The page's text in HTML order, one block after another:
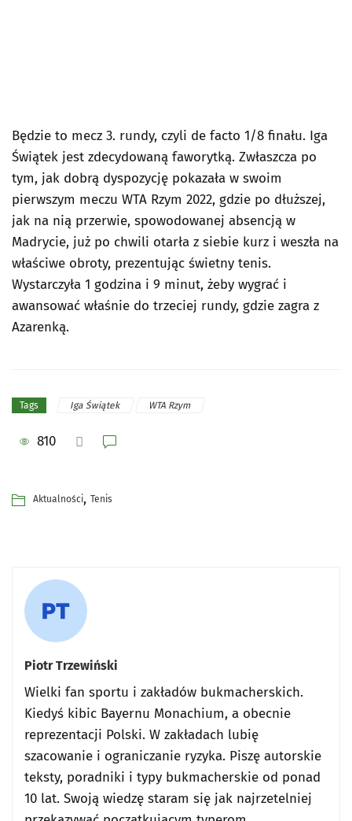
Będzie to mecz 3. rundy, czyli de facto 1/8 finału. Iga
Świątek jest zdecydowaną faworytką. Zwłaszcza po
tym, jak dobrą dyspozycję pokazała w swoim
pierwszym meczu WTA Rzym 2022, gdzie po dłuższej,
jak na nią przerwie, spowodowanej absencją w
Madrycie, już po chwili otarła z siebie kurz i weszła na
właściwe obroty, prezentując świetny tenis.
Wystarczyła 1 godzina i 9 minut, żeby wygrać i
awansować właśnie do trzeciej rundy, gdzie zagra z
Azarenką.
Tags Iga Świątek WTA Rzym
810
Aktualności, Tenis
Piotr Trzewiński
Wielki fan sportu i zakładów bukmacherskich.
Kiedyś kibic Bayernu Monachium, a obecnie
reprezentacji Polski. W zakładach lubię
szacowanie i ograniczanie ryzyka. Piszę autorskie
teksty, poradniki i typy bukmacherskie od ponad
10 lat. Swoją wiedzę staram się jak najrzetelniej